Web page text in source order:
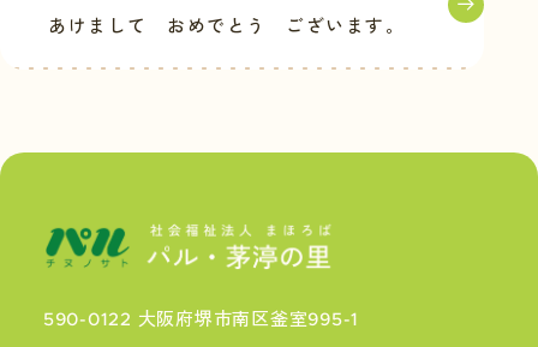
あけまして おめでとう ございます。
590-0122 大阪府堺市南区釜室995-1